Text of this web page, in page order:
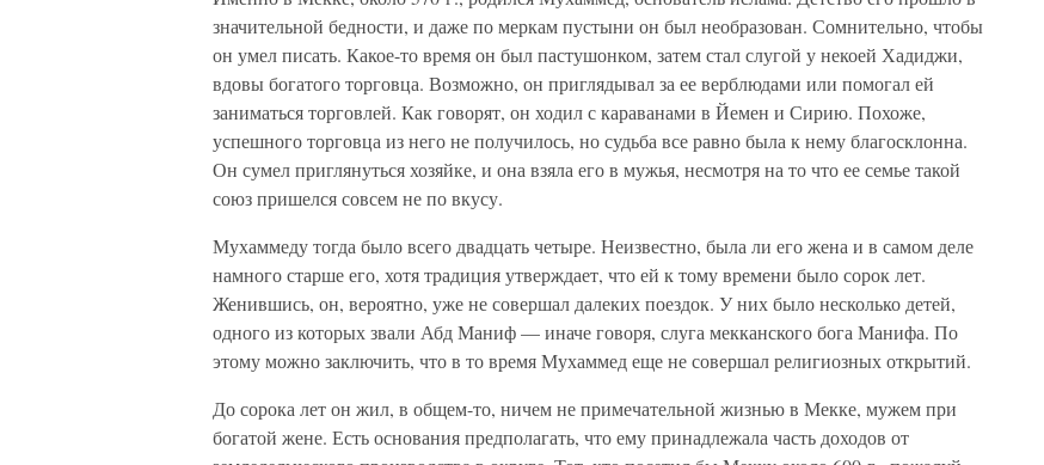
значительной бедности, и даже по меркам пустыни он был необразован. Сомнительно, чтобы
он умел писать. Какое-то время он был пастушонком, затем стал слугой у некоей Хадиджи,
вдовы богатого торговца. Возможно, он приглядывал за ее верблюдами или помогал ей
заниматься торговлей. Как говорят, он ходил с караванами в Йемен и Сирию. Похоже,
успешного торговца из него не получилось, но судьба все равно была к нему благосклонна.
Он сумел приглянуться хозяйке, и она взяла его в мужья, несмотря на то что ее семье такой
союз пришелся совсем не по вкусу.
Мухаммеду тогда было всего двадцать четыре. Неизвестно, была ли его жена и в самом деле
намного старше его, хотя традиция утверждает, что ей к тому времени было сорок лет.
Женившись, он, вероятно, уже не совершал далеких поездок. У них было несколько детей,
одного из которых звали Абд Маниф — иначе говоря, слуга мекканского бога Манифа. По
этому можно заключить, что в то время Мухаммед еще не совершал религиозных открытий.
До сорока лет он жил, в общем-то, ничем не примечательной жизнью в Мекке, мужем при
богатой жене. Есть основания предполагать, что ему принадлежала часть доходов от